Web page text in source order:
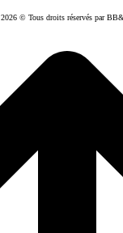
2026 © Tous droits réservés par